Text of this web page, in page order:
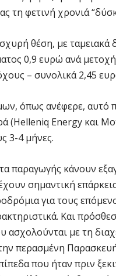
τη φετινή χρονιά
θέση, με ταμειακά
0,9 ευρώ ανά
– συνολικά 2,45
όπως ανέφερε, αυτό
(Helleniq Energy και
3-4 μήνες.
παραγωγής κάνουν
σημαντική
για τους
Και
ασχολούνται με τη
περασμένη
που ήταν πριν